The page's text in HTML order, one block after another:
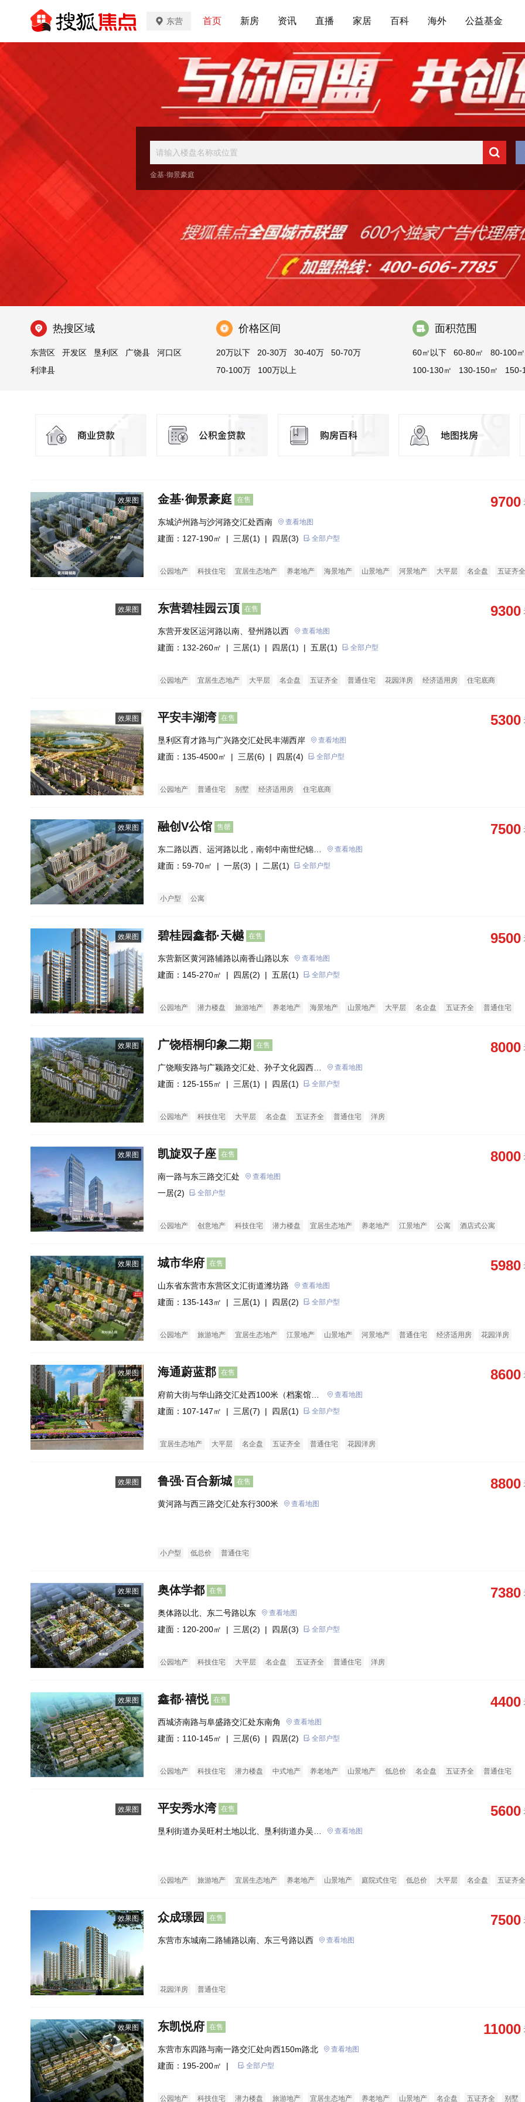
东营 首页 新房 资讯 直播 家居 百科 海外 公益基金
金基·御景豪庭
热搜区域
东营区 开发区 垦利区 广饶县
河口区
利津县
价格区间
20万以下 20-30万 30-40万
50-70万
70-100万
100万以上
面积范围
60㎡以下 60-80㎡
80-100㎡
100-130㎡
130-150㎡
150-
效果图 金基·御景豪庭 在售 9700
东城泸州路与沙河路交汇处西南 查看地图
建面：127-190㎡ | 三居(1) | 四居(3) 全部户型
公园地产 科技住宅 宜居生态地产 养老地产 海景地产 山景地产 河景地产 大平层 名企盘
五证齐全
效果图 东营碧桂园云顶 在售 9300
东营开发区运河路以南、登州路以西 查看地图
建面：132-260㎡ | 三居(1) | 四居(1) | 五居(1) 全部户型
公园地产 宜居生态地产 大平层 名企盘 五证齐全 普通住宅 花园洋房 经济适用房 住宅底商
效果图 平安丰湖湾 在售 5300
垦利区育才路与广兴路交汇处民丰湖西岸 查看地图
建面：135-4500㎡ | 三居(6) | 四居(4) 全部户型
公园地产 普通住宅 别墅 经济适用房 住宅底商
效果图 融创V公馆 售罄 7500
东二路以西、运河路以北，南邻中南世纪锦城
50万㎡生活社区
查看地图
建面：59-70㎡ | 一居(3) | 二居(1) 全部户型
小户型 公寓
效果图 碧桂园鑫都·天樾 在售 9500
东营新区黄河路辅路以南香山路以东 查看地图
建面：145-270㎡ | 四居(2) | 五居(1) 全部户型
公园地产 潜力楼盘 旅游地产 养老地产 海景地产 山景地产 大平层 名企盘 五证齐全
普通住宅
效果图 广饶梧桐印象二期 在售 8000
广饶顺安路与广颖路交汇处、孙子文化园西门
北侧
查看地图
建面：125-155㎡ | 三居(1) | 四居(1) 全部户型
公园地产 科技住宅 大平层 名企盘 五证齐全 普通住宅 洋房
效果图 凯旋双子座 在售 8000
南一路与东三路交汇处 查看地图
一居(2) 全部户型
公园地产 创意地产 科技住宅 潜力楼盘 宜居生态地产 养老地产 江景地产 公寓
酒店式公寓
效果图 城市华府 在售 5980
山东省东营市东营区文汇街道潍坊路 查看地图
建面：135-143㎡ | 三居(1) | 四居(2) 全部户型
公园地产 旅游地产 宜居生态地产 江景地产 山景地产 河景地产 普通住宅 经济适用房
花园洋房
效果图 海通蔚蓝郡 在售 8600
府前大街与华山路交汇处西100米（档案馆西
侧）
查看地图
建面：107-147㎡ | 三居(7) | 四居(1) 全部户型
宜居生态地产 大平层 名企盘 五证齐全 普通住宅 花园洋房
效果图 鲁强·百合新城 在售 8800
黄河路与西三路交汇处东行300米 查看地图
小户型 低总价 普通住宅
效果图 奥体学都 在售 7380
奥体路以北、东二号路以东 查看地图
建面：120-200㎡ | 三居(2) | 四居(3) 全部户型
公园地产 科技住宅 大平层 名企盘 五证齐全 普通住宅 洋房
效果图 鑫都·禧悦 在售 4400
西城济南路与阜盛路交汇处东南角 查看地图
建面：110-145㎡ | 三居(6) | 四居(2) 全部户型
公园地产 科技住宅 潜力楼盘 中式地产 养老地产 山景地产 低总价 名企盘 五证齐全
普通住宅
效果图 平安秀水湾 在售 5600
垦利街道办吴旺村土地以北、垦利街道办吴旺
查看地图
公园地产 旅游地产 宜居生态地产 养老地产 山景地产 庭院式住宅 低总价 大平层 名企盘
五证齐全
效果图 众成璟园 在售 7500
东营市东城南二路辅路以南、东三号路以西 查看地图
花园洋房 普通住宅
效果图 东凯悦府 在售 11000
东营市东四路与南一路交汇处向西150m路北 查看地图
建面：195-200㎡ | 全部户型
公园地产 科技住宅 潜力楼盘 旅游地产 宜居生态地产 养老地产 山景地产 名企盘 五证齐全 别墅